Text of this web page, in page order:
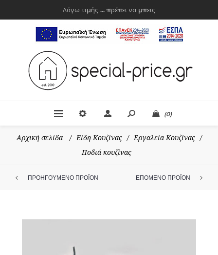
Λόγω τιμής ... πρέπει να μπεις
(0)
Αρχική σελίδα / Είδη Κουζίνας / Εργαλεία Κουζίνας
/
Ποδιά κουζίνας
ΠΡΟΗΓΟΥΜΕΝΟ ΠΡΟΪΟΝ ΕΠΟΜΕΝΟ ΠΡΟΪΟΝ